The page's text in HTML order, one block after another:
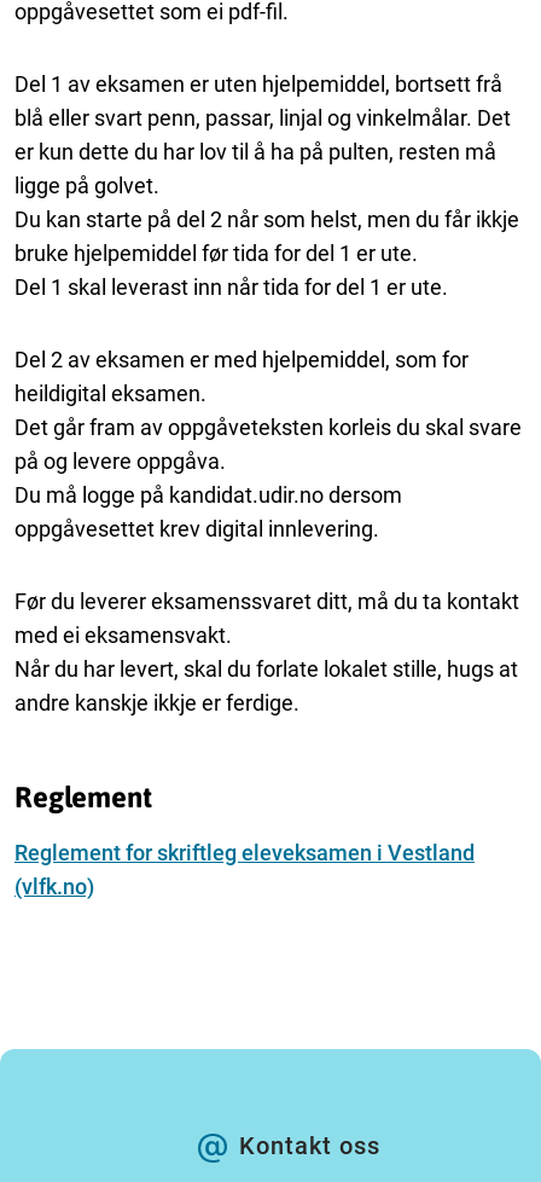
oppgåvesettet som ei pdf-fil.
Del 1 av eksamen er uten hjelpemiddel, bortsett frå
blå eller svart penn, passar, linjal og vinkelmålar. Det
er kun dette du har lov til å ha på pulten, resten må
ligge på golvet.
Du kan starte på del 2 når som helst, men du får ikkje
bruke hjelpemiddel før tida for del 1 er ute.
Del 1 skal leverast inn når tida for del 1 er ute.
Del 2 av eksamen er med hjelpemiddel, som for
heildigital eksamen.
Det går fram av oppgåveteksten korleis du skal svare
på og levere oppgåva.
Du må logge på kandidat.udir.no dersom
oppgåvesettet krev digital innlevering.
Før du leverer eksamenssvaret ditt, må du ta kontakt
med ei eksamensvakt.
Når du har levert, skal du forlate lokalet stille, hugs at
andre kanskje ikkje er ferdige.
Reglement
Reglement for skriftleg eleveksamen i Vestland
(vlfk.no)
Kontakt oss